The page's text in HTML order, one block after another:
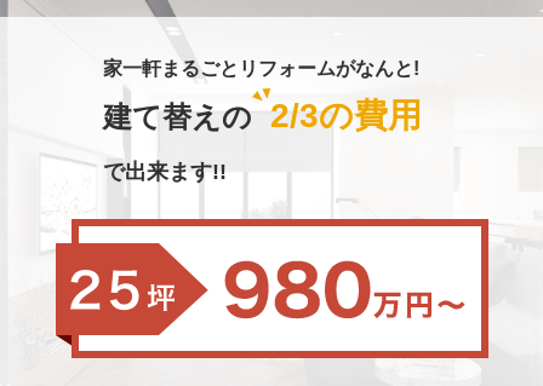
家一軒まるごとリフォームがなんと!
建て替えの 2/3の費用
で出来ます!!